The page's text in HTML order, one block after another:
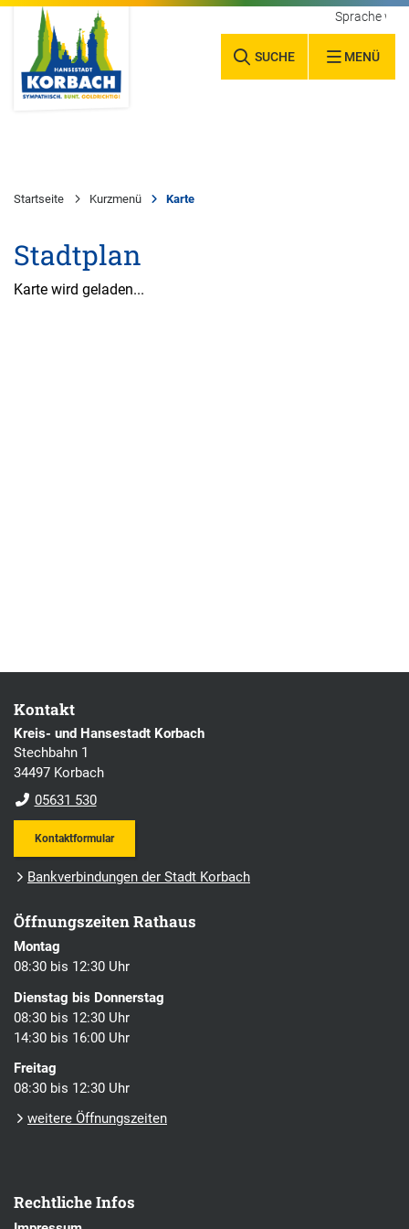
SUCHE MENÜ
Sprache
Startseite Kurzmenü Karte
Stadtplan
Karte wird geladen...
Kontakt
Kreis- und Hansestadt Korbach
Stechbahn 1
34497 Korbach
05631 530
Kontaktformular
Bankverbindungen der Stadt Korbach
Öffnungszeiten Rathaus
Montag
08:30 bis 12:30 Uhr
Dienstag bis Donnerstag
08:30 bis 12:30 Uhr
14:30 bis 16:00 Uhr
Freitag
08:30 bis 12:30 Uhr
weitere Öffnungszeiten
Rechtliche Infos